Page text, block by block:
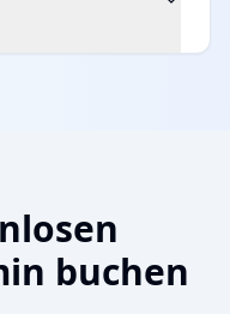
buchen